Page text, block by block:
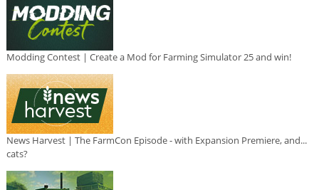
Modding Contest | Create a Mod for Farming Simulator 25 and win!
News Harvest | The FarmCon Episode - with Expansion Premiere, and...
cats?